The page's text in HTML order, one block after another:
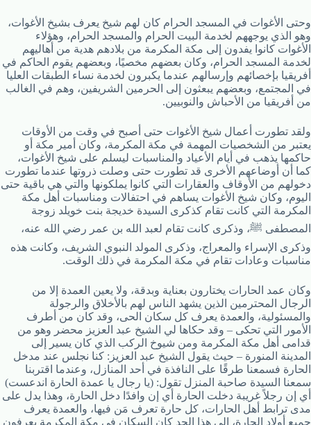
وحتى الأغوات في المسجد الحرام كان لهم شيخ يعرف بشيخ الأغوات،
وهو الذي يوجههم لخدمة البيت الحرام والمسجد الحرام، وهؤلاء
الأغوات كانوا يفدون إلى مكة المكرمة من بلادهم هدية من أهاليهم
لخدمة المسجد الحرام، وكان بعضهم مخصيًا، وبعضهم يقوم الحاكم في
أفريقيا بإخصائهم وإرسالهم عندما يكبرون لخدمة نساء الطبقات العليا
في المجتمع، وبعضهم يبعثون إلى الحرمين الشريفين، وهم في الغالب
من أفريقيا من الأحباش والنوبيين.
ولقد تطورت أعمال شيخ الأغوات حتى أصبح في وقت من الأوقات
يعتبر من الشخصيات المهمة في مكة المكرمة، وكان أمير مكة أو
حاكمها يذهب في أيام الأعياد والمناسبات ليسلم على شيخ الأغوات،
كما أن أوضاعهم الأخرى قد تطورت حتى وصلت ذروتها عندما تطورت
دخولهم من الأوقاف والعقارات التي كانوا يملكونها والتي هي باقية حتى
اليوم، وكان شيخ الأغوات يساهم في احتفالات ومناسبات أهل مكة
المكرمة التي كانت تقام كذكرى السيدة خديجة بنت خويلد زوجة
المصطفى ﷺ، وذكرى كانت تقام لعبد الله بن عمر رضي الله عنه،
وذكرى الإسراء والمعراج، وذكرى المولد النبوي الشريف، وكانت هذه
مناسبات وعادات تقام في مكة المكرمة في ذلك الوقت.
وكان عمد الحارات يختارون بعناية وبدقة، ولا يعين العمدة إلا من
الرجال المحترمين الذين يشهد الناس لهم بالأخلاق والرجولة
والمسئولية، والعمدة يعرف كل سكان الحى، وقد كان من أطرف
الأمور التي تحكى – وقد حكاها لي الشيخ عبد العزيز محضر وهو من
قدامى أهل مكة المكرمة ومن شيوخ الركب الذي كان يسير إلى
المدينة المنورة – حيث يقول الشيخ عبد العزيز: كنا نجلس عند مدخل
الحارة فسمعنا طرقًا على النافذة في أحد المنازل، وعندما اقتربنا
سمعنا السيدة صاحبة المنزل تقول: (يا رجال يا عمدة الحارة اندعست)
أي إن رجلاً غريبة دخلت الحارة أي إن وافدًا دخل الحارة، وهذا يدل على
مدى ترابط أهل الحارات، كل حارة تعرف مَن فيها، والعمدة يعرف
جميع أولاد الحارة، إلى هذا الحد كان السكان في مكة المكرمة يعرفون